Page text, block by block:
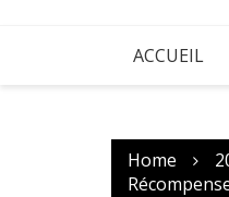
ACCUEIL
Home